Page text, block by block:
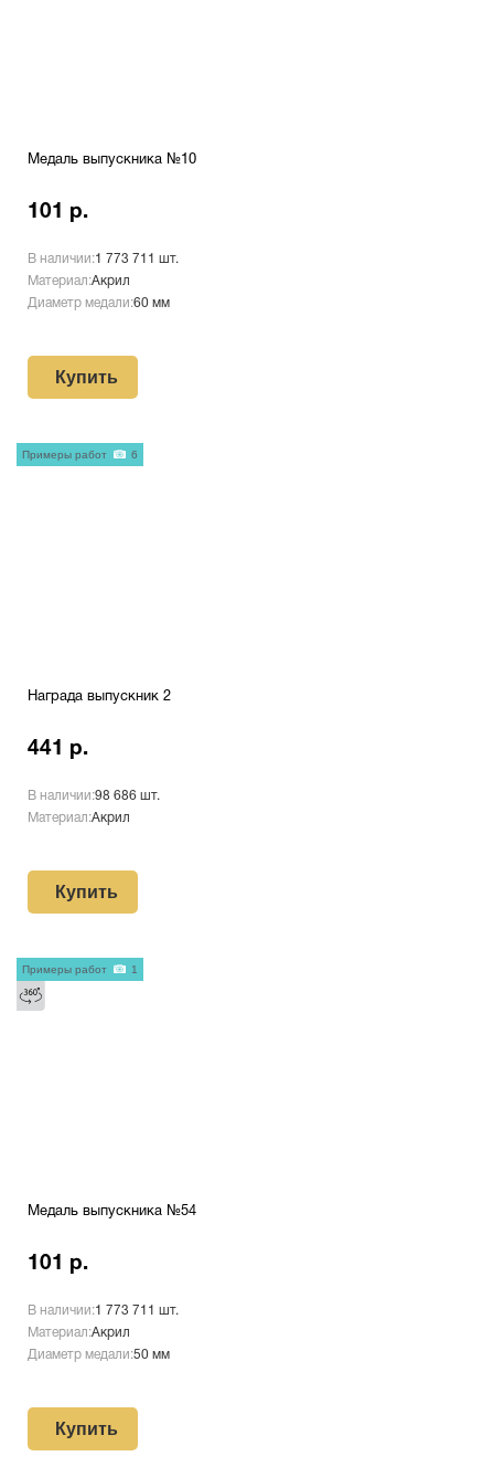
Медаль выпускника №10
101 р.
В наличии:1 773 711 шт.
Материал:Акрил
Диаметр медали:60 мм
Купить
Награда выпускник 2
441 р.
В наличии:98 686 шт.
Материал:Акрил
Купить
Примеры работ 6
Медаль выпускника №54
101 р.
В наличии:1 773 711 шт.
Материал:Акрил
Диаметр медали:50 мм
Купить
Примеры работ 1